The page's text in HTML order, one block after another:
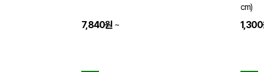
7,840원 ~
cm)
1,300